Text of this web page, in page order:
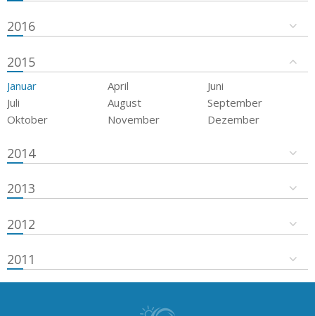
2016
2015
Januar April
Juni
Juli
August
September
Oktober
November Dezember
2014
2013
2012
2011